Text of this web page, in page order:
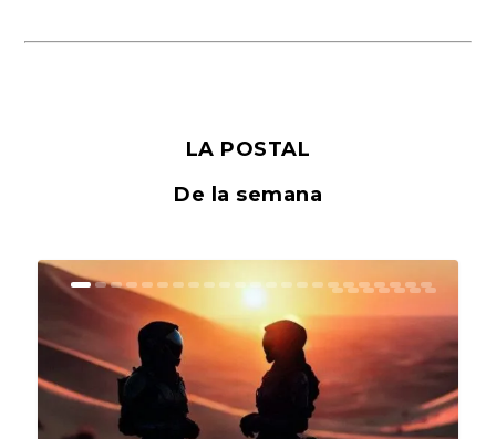
LA POSTAL
De la semana